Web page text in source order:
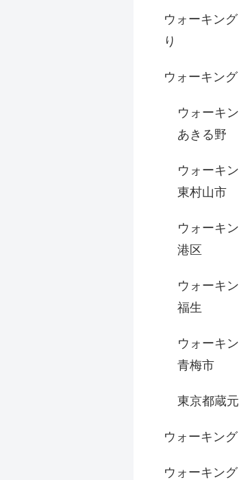
ウォーキン
り
ウォーキン
ウォーキ
あきる野
ウォーキ
東村山市
ウォーキ
港区
ウォーキ
福生
ウォーキ
青梅市
東京都蔵
ウォーキン
ウォーキン